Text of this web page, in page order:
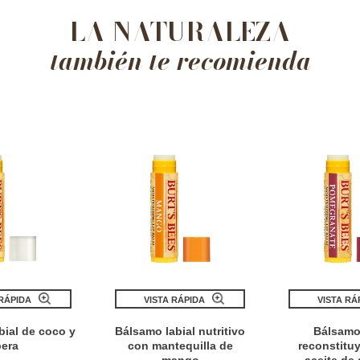
LA NATURALEZA
también te recomienda
de coco y
VISTA RÁPIDA
Bálsamo labial nutritivo
con mantequilla de
VISTA